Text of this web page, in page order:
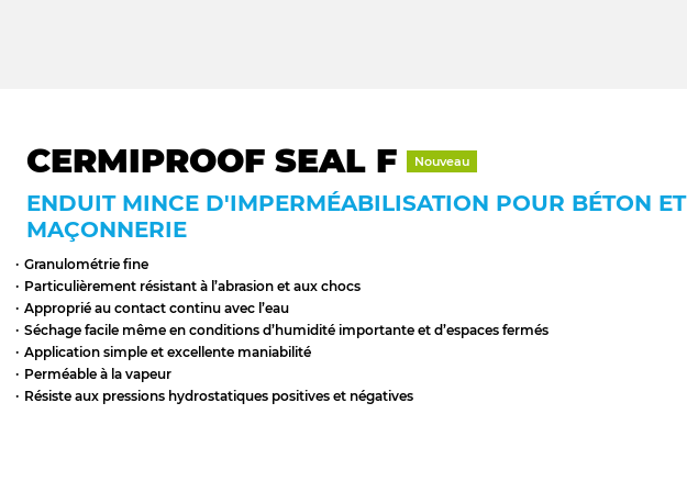
CERMIPROOF SEAL F Nouveau
ENDUIT MINCE D'IMPERMÉABILISATION POUR BÉTON ET
MAÇONNERIE
Granulométrie fine
Particulièrement résistant à l’abrasion et aux chocs
Approprié au contact continu avec l’eau
Séchage facile même en conditions d’humidité importante et d’espaces fermés
Application simple et excellente maniabilité
Perméable à la vapeur
Résiste aux pressions hydrostatiques positives et négatives